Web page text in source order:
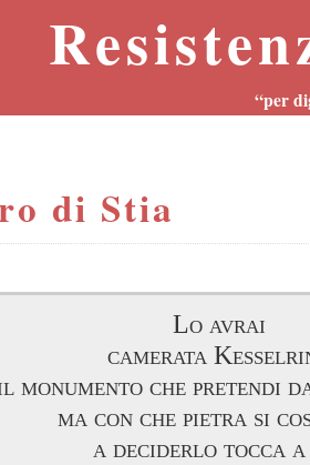
“per
di Stia
Lo avrai
camerata
monumento che pretendi
ma con che pietra si
a deciderlo tocca